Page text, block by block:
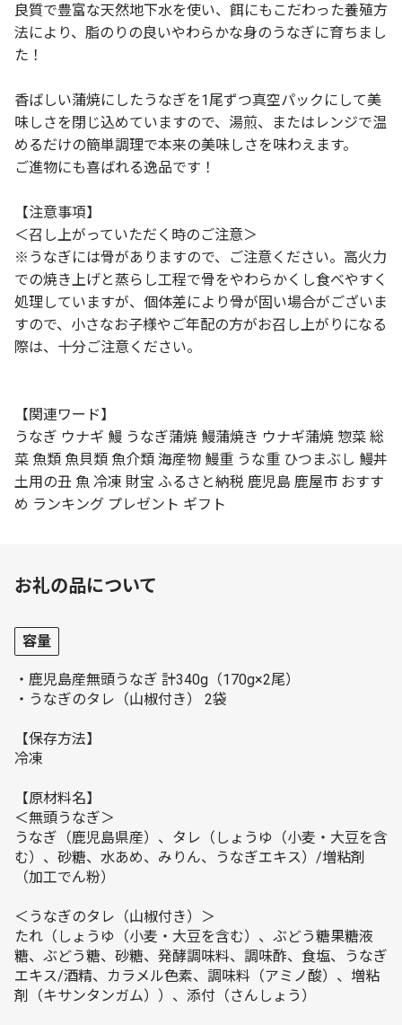
良質で豊富な天然地下水を使い、餌にもこだわった養殖方
法により、脂のりの良いやわらかな身のうなぎに育ちまし
た！
香ばしい蒲焼にしたうなぎを1尾ずつ真空パックにして美
味しさを閉じ込めていますので、湯煎、またはレンジで温
めるだけの簡単調理で本来の美味しさを味わえます。
ご進物にも喜ばれる逸品です！
【注意事項】
＜召し上がっていただく時のご注意＞
※うなぎには骨がありますので、ご注意ください。高火力
での焼き上げと蒸らし工程で骨をやわらかくし食べやすく
処理していますが、個体差により骨が固い場合がございま
すので、小さなお子様やご年配の方がお召し上がりになる
際は、十分ご注意ください。
【関連ワード】
うなぎ ウナギ 鰻 うなぎ蒲焼 鰻蒲焼き ウナギ蒲焼 惣菜 総
菜 魚類 魚貝類 魚介類 海産物 鰻重 うな重 ひつまぶし 鰻丼
土用の丑 魚 冷凍 財宝 ふるさと納税 鹿児島 鹿屋市 おすす
め ランキング プレゼント ギフト
お礼の品について
容量
・鹿児島産無頭うなぎ 計340g（170g×2尾）
・うなぎのタレ（山椒付き） 2袋
【保存方法】
冷凍
【原材料名】
＜無頭うなぎ＞
うなぎ（鹿児島県産）、タレ（しょうゆ（小麦・大豆を含
む）、砂糖、水あめ、みりん、うなぎエキス）/増粘剤
（加工でん粉）
＜うなぎのタレ（山椒付き）＞
たれ（しょうゆ（小麦・大豆を含む）、ぶどう糖果糖液
糖、ぶどう糖、砂糖、発酵調味料、調味酢、食塩、うなぎ
エキス/酒精、カラメル色素、調味料（アミノ酸）、増粘
剤（キサンタンガム））、添付（さんしょう）